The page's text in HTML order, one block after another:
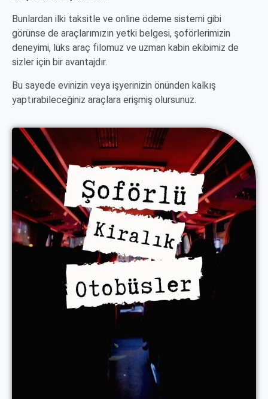
Bunlardan ilki taksitle ve online ödeme sistemi gibi
görünse de araçlarımızın yetki belgesi, şoförlerimizin
deneyimi, lüks araç filomuz ve uzman kabin ekibimiz de
sizler için bir avantajdır.
Bu sayede evinizin veya işyerinizin önünden kalkış
yaptırabileceğiniz araçlara erişmiş olursunuz.